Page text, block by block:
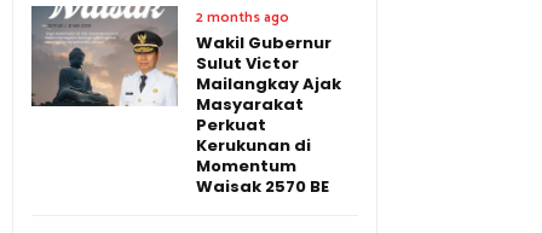
2 months ago
Wakil Gubernur
Sulut Victor
Mailangkay Ajak
Masyarakat
Perkuat
Kerukunan di
Momentum
Waisak 2570 BE